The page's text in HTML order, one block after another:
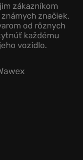
zákazníkom
značiek.
od rôznych
každému
vozidlo.